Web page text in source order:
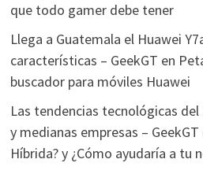
que todo gamer debe tener
Llega a Guatemala el Huawei
características – GeekGT en
buscador para móviles Huawei
Las tendencias tecnológicas del
y medianas empresas – GeekGT
Híbrida? y ¿Cómo ayudaría a tu